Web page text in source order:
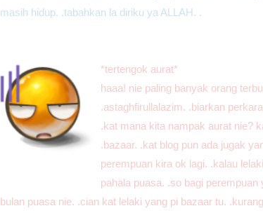
masih hidup. .tabahkan la diriku ya ALLAH. .
*tertengok aurat*
haaa! nie paling banyak orang
.astaghfirullalazim. .biarkan
.kat mana kita nampak aurat nie?
.bazaar. .kat blog pun ada jugak
perempuan kira ok lagi. .kalau
pahala puasa. .so bagi
bulan puasa nie. .cian kat lelaki yang pi bazaar tu.